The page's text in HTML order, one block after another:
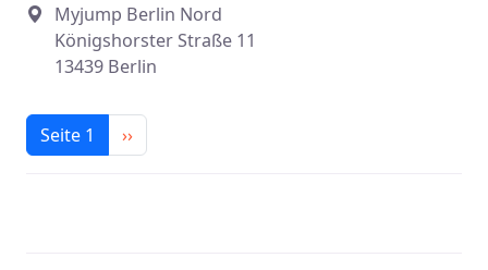
Myjump Berlin Nord
Königshorster Straße 11
13439 Berlin
Seitennummerierung
Seite 1 Nächste Seite
››